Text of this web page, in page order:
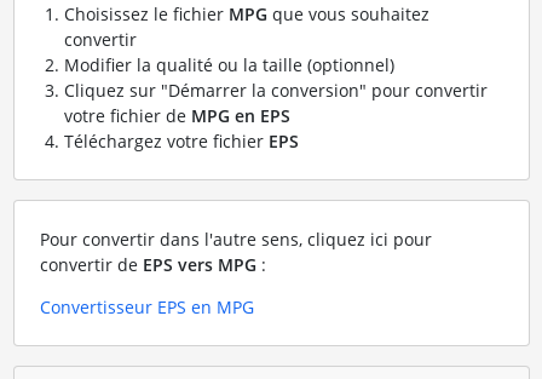
Choisissez le fichier MPG que vous souhaitez
convertir
Modifier la qualité ou la taille (optionnel)
Cliquez sur "Démarrer la conversion" pour convertir
votre fichier de MPG en EPS
Téléchargez votre fichier EPS
Pour convertir dans l'autre sens, cliquez ici pour
convertir de EPS vers MPG :
Convertisseur EPS en MPG